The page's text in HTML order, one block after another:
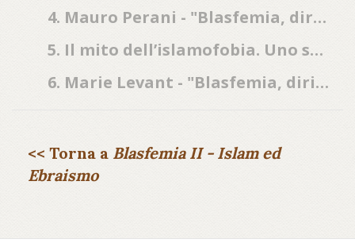
4. Mauro Perani - "Blasfemia, diritti e libertà": La satira blasfema antiebraica
5. Il mito dell’islamofobia. Uno sguardo storico sulla caricatura religiosa in Charlie Hebdo
6. Marie Levant - "Blasfemia, diritti e libertà": Il mito dell’islamofobia. Uno sguardo storico sulla caricatura religiosa in Charlie Hebdo
<< Torna a Blasfemia II - Islam ed
Ebraismo